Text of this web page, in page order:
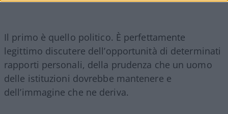
Il primo è quello politico. È perfettamente
legittimo discutere dell’opportunità di determinati
rapporti personali, della prudenza che un uomo
delle istituzioni dovrebbe mantenere e
dell’immagine che ne deriva.